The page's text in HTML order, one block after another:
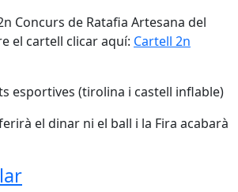
Concurs de Ratafia Artesana del
el cartell clicar aquí: Cartell 2n
esportives (tirolina i castell inflable)
el dinar ni el ball i la Fira acabarà